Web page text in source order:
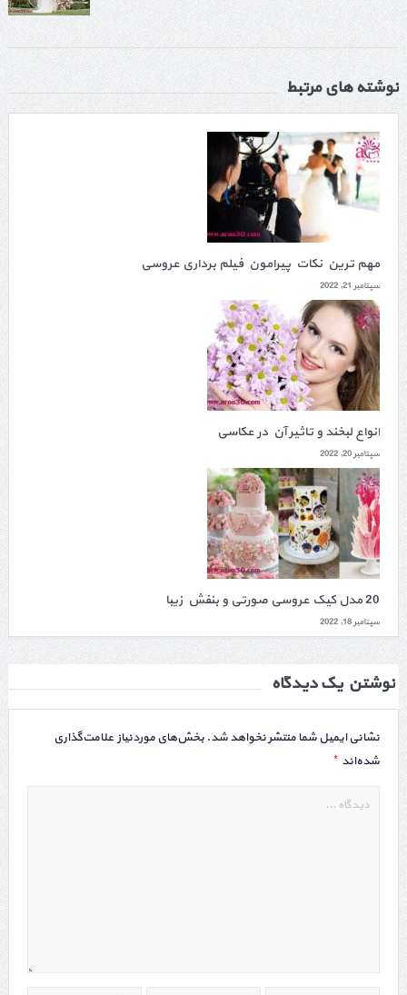
نوشته های مرتبط
مهم ترین نکات پیرامون فیلم برداری عروسی
سپتامبر 21, 2022
انواع لبخند و تاثیر آن در عکاسی
سپتامبر 20, 2022
20 مدل کیک عروسی صورتی و بنفش زیبا
سپتامبر 18, 2022
نوشتن یک دیدگاه
نشانی ایمیل شما منتشر نخواهد شد. بخش‌های موردنیاز علامت‌گذاری
شده‌اند *